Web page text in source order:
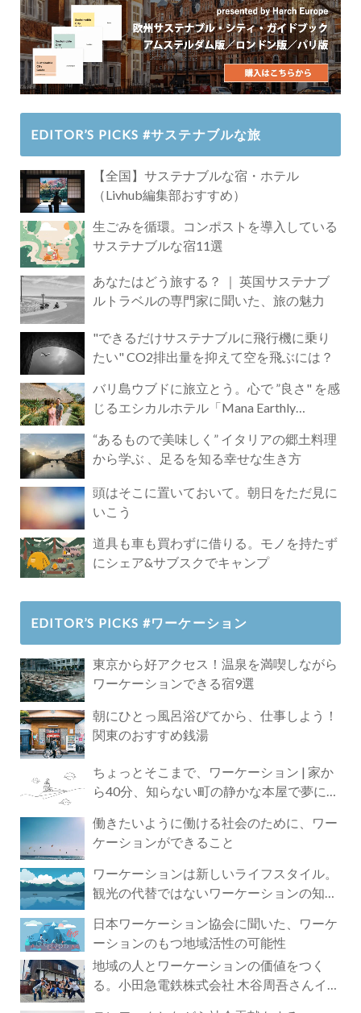
EDITOR’S PICKS #サステナブルな旅
【全国】サステナブルな宿・ホテル
（Livhub編集部おすすめ）
生ごみを循環。コンポストを導入している
サステナブルな宿11選
あなたはどう旅する？ ｜ 英国サステナブ
ルトラベルの専門家に聞いた、旅の魅力
"できるだけサステナブルに飛行機に乗り
たい" CO2排出量を抑えて空を飛ぶには？
バリ島ウブドに旅立とう。心で ”良さ" を感
じるエシカルホテル「Mana Earthly
“あるもので美味しく” イタリアの郷土料理
から学ぶ 、足るを知る幸せな生き方
頭はそこに置いておいて。朝日をただ見に
いこう
道具も車も買わずに借りる。モノを持たず
にシェア&サブスクでキャンプ
EDITOR’S PICKS #ワーケーション
東京から好アクセス！温泉を満喫しながら
ワーケーションできる宿9選
朝にひとっ風呂浴びてから、仕事しよう！
関東のおすすめ銭湯
ちょっとそこまで、ワーケーション | 家か
ら40分、知らない町の静かな本屋で夢に近
働きたいように働ける社会のために、ワー
ケーションができること
ワーケーションは新しいライフスタイル。
観光の代替ではないワーケーションの知ら
日本ワーケーション協会に聞いた、ワーケ
ーションのもつ地域活性の可能性
地域の人とワーケーションの価値をつく
る。小田急電鉄株式会社 木谷周吾さんイン